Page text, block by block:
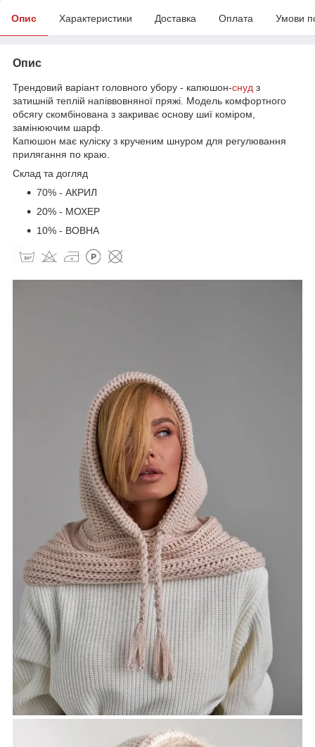
Опис Характеристики Доставка Оплата Умови
Опис
Трендовий варіант головного убору - капюшон-снуд з
затишній теплій напіввовняної пряжі. Модель комфортного
обсягу скомбінована з закриває основу шиї коміром,
замінюючим шарф.
Капюшон має куліску з крученим шнуром для регулювання
прилягання по краю.
Склад та догляд
70% - АКРИЛ
20% - МОХЕР
10% - ВОВНА